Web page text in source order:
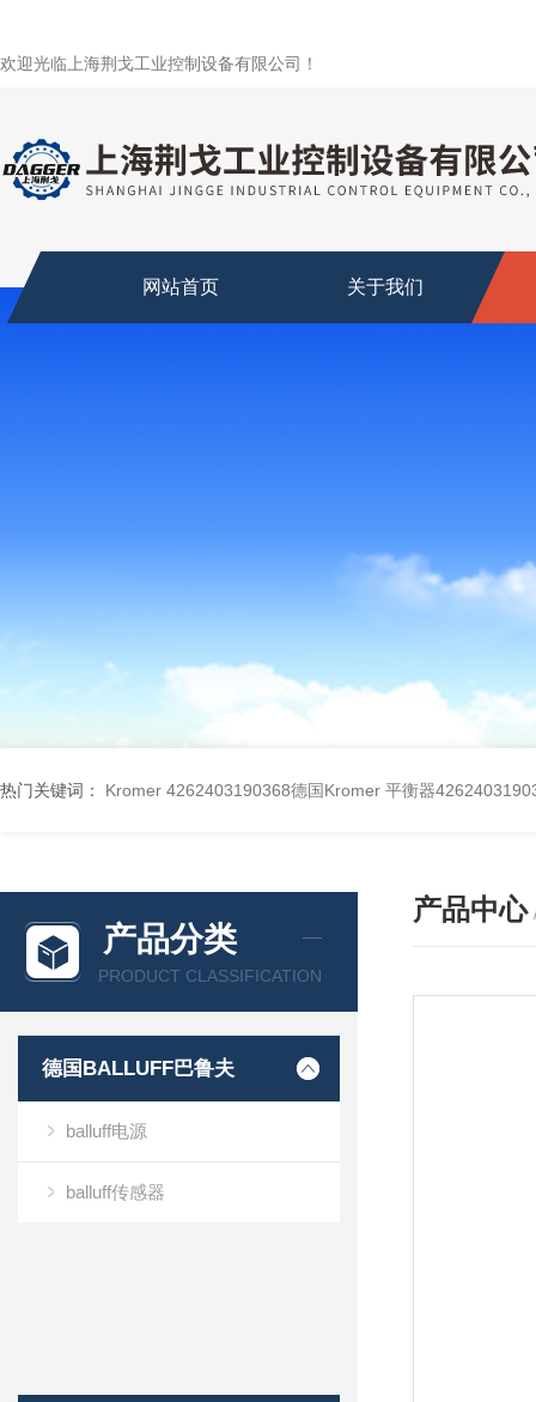
欢迎光临上海荆戈工业控制设备有限公司！
网站首页 关于我们
热门关键词： Kromer 4262403190368德国Kromer 平衡器
产品分类
PRODUCT CLASSIFICATION
德国BALLUFF巴鲁夫
balluff电源
balluff传感器
产品中心